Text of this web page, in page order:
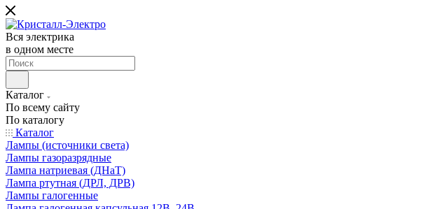
Вся электрика
в одном месте
Каталог
По всему сайту
По каталогу
Каталог
Лампы (источники света)
Лампы газоразрядные
Лампа натриевая (ДНаТ)
Лампа ртутная (ДРЛ, ДРВ)
Лампы галогенные